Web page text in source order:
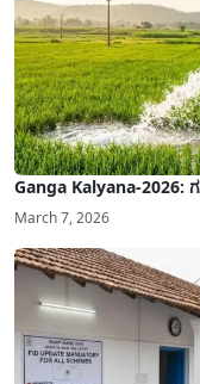
Ganga Kalyana-2026:
March 7, 2026